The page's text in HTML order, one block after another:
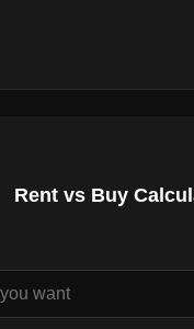
Rent vs Buy